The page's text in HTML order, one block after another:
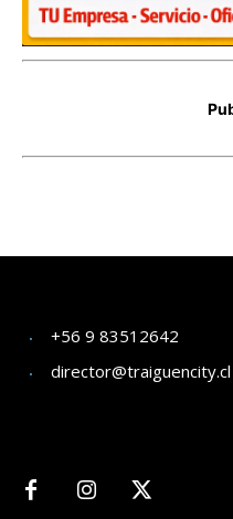
+56 9 83512642
director@traiguencity.cl